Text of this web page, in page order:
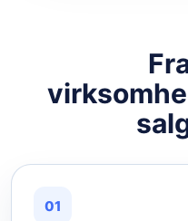
01